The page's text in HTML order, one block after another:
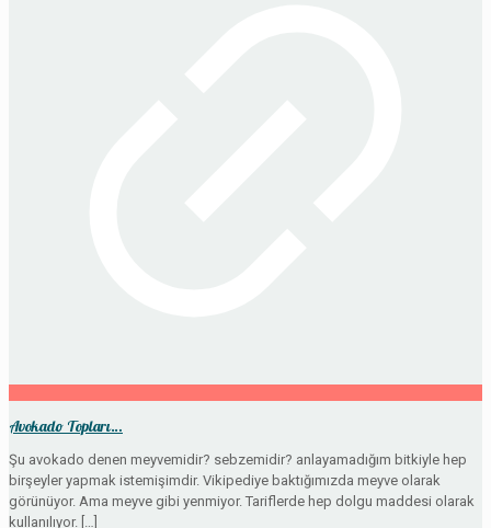
Avokado Topları…
Şu avokado denen meyvemidir? sebzemidir? anlayamadığım bitkiyle hep
birşeyler yapmak istemişimdir. Vikipediye baktığımızda meyve olarak
görünüyor. Ama meyve gibi yenmiyor. Tariflerde hep dolgu maddesi olarak
kullanılıyor. […]